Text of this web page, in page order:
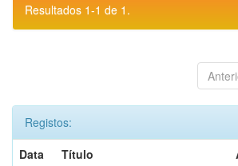
Resultados 1-1 de 1.
Registos:
Data
Título